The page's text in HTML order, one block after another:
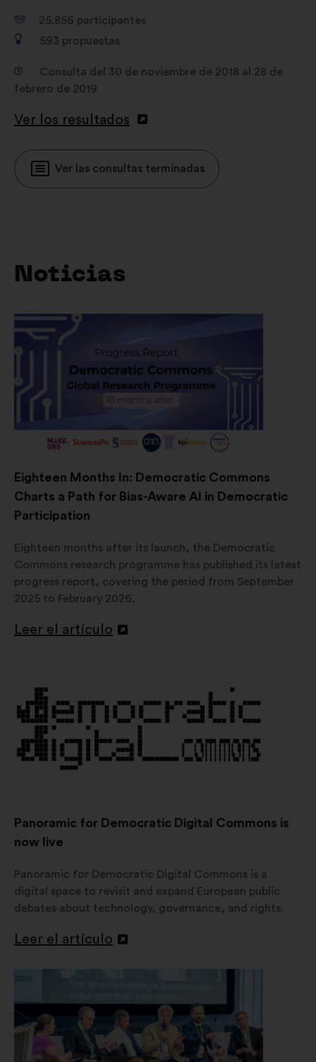
25.856 participantes
593 propuestas
Consulta del 30 de noviembre de 2018 al 28 de
febrero de 2019
Ver los resultados
Ver las consultas terminadas
Noticias
Eighteen Months In: Democratic Commons
Charts a Path for Bias-Aware AI in Democratic
Participation
Eighteen months after its launch, the Democratic
Commons research programme has published its latest
progress report, covering the period from September
2025 to February 2026.
Leer el artículo
Abrir
nueva
pestaña
Panoramic for Democratic Digital Commons is
now live
Panoramic for Democratic Digital Commons is a
digital space to revisit and expand European public
debates about technology, governance, and rights.
Leer el artículo
Abrir
pestaña